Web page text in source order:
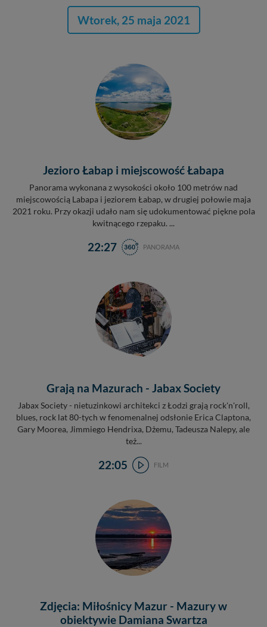
Wtorek, 25 maja 2021
Jezioro Łabap i miejscowość Łabapa
Panorama wykonana z wysokości około 100 metrów nad
miejscowością Labapa i jeziorem Łabap, w drugiej połowie maja
2021 roku. Przy okazji udało nam się udokumentować piękne pola
kwitnącego rzepaku. ...
22:27 PANORAMA
Grają na Mazurach - Jabax Society
Jabax Society - nietuzinkowi architekci z Łodzi grają rock'n'roll,
blues, rock lat 80-tych w fenomenalnej odsłonie Erica Claptona,
Gary Moorea, Jimmiego Hendrixa, Dżemu, Tadeusza Nalepy, ale
też...
22:05 FILM
Zdjęcia: Miłośnicy Mazur - Mazury w
obiektywie Damiana Swartza